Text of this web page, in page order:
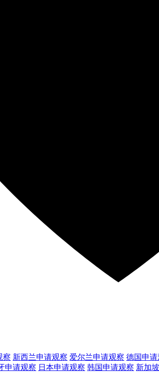
察 新西兰申请观察 爱尔兰申请观察 德国申
申请观察 日本申请观察 韩国申请观察 新加坡